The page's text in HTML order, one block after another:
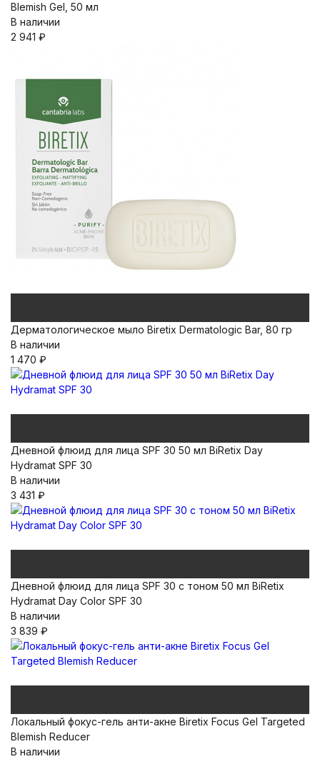
Blemish Gel, 50 мл
В наличии
2 941 ₽
Дерматологическое мыло Biretix Dermatologic Bar, 80 гр
В наличии
1 470 ₽
Дневной флюид для лица SPF 30 50 мл BiRetix Day
Hydramat SPF 30
В наличии
3 431 ₽
Дневной флюид для лица SPF 30 с тоном 50 мл BiRetix
Hydramat Day Color SPF 30
В наличии
3 839 ₽
Локальный фокус-гель анти-акне Biretix Focus Gel Targeted
Blemish Reducer
В наличии